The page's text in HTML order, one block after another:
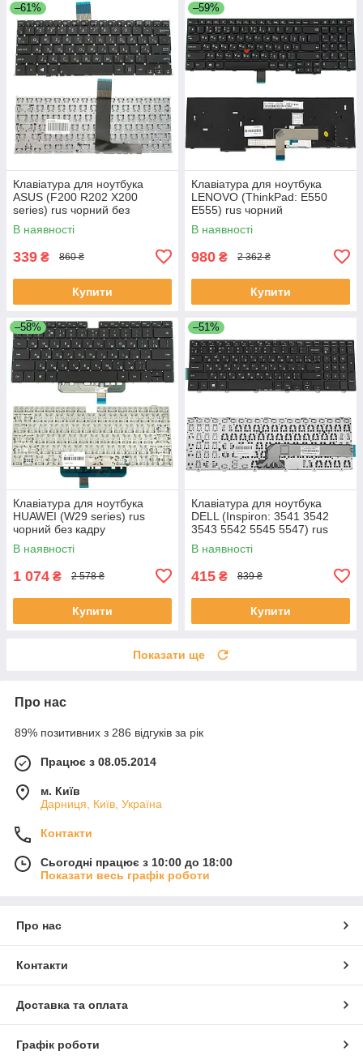
–61%
Клавіатура для ноутбука
ASUS (F200 R202 X200
series) rus чорний без
фрейма
В наявності
339 ₴ 860 ₴
Купити
–59%
Клавіатура для ноутбука
LENOVO (ThinkPad: E550
E555) rus чорний
В наявності
980 ₴ 2 362 ₴
Купити
–58%
Клавіатура для ноутбука
HUAWEI (W29 series) rus
чорний без кадру
В наявності
1 074 ₴ 2 578 ₴
Купити
–51%
Клавіатура для ноутбука
DELL (Inspiron: 3541 3542
3543 5542 5545 5547) rus
чорний
В наявності
415 ₴ 839 ₴
Купити
Показати ще
Про нас
89% позитивних з 286 відгуків за рік
Працює з 08.05.2014
м. Київ
Дарниця, Київ, Україна
Контакти
Сьогодні працює з 10:00 до 18:00
Показати весь графік роботи
Про нас
Контакти
Доставка та оплата
Графік роботи